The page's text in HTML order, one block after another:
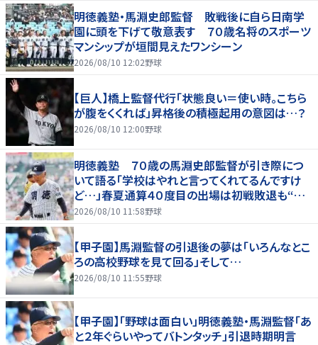
明徳義塾・馬淵史郎監督 敗戦後に自ら日南学
園に頭を下げて敬意表す ７０歳名将のスポーツ
マンシップが垣間見えたワンシーン
2026/08/10 12:02野球
【巨人】橋上監督代行「状態良い＝使い時。こちら
が腹をくくれば」昇格後の積極起用の意図は…？
2026/08/10 12:00野球
明徳義塾 ７０歳の馬淵史郎監督が引き際につ
いて語る「学校はやれと言ってくれてるんですけ
ど…」春夏通算４０度目の出場は初戦敗退も“馬
淵節”炸裂
2026/08/10 11:58野球
【甲子園】馬淵監督の引退後の夢は「いろんなとこ
ろの高校野球を見て回る」そして…
2026/08/10 11:55野球
【甲子園】「野球は面白い」明徳義塾・馬淵監督「あ
と２年ぐらいやってバトンタッチ」引退時期明言